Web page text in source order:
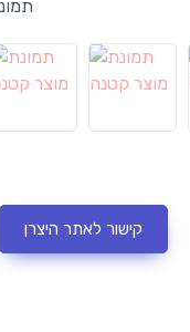
קישור לאתר היצרן